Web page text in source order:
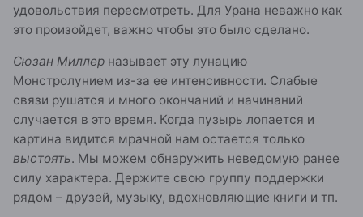
удовольствия пересмотреть. Для Урана неважно как
это произойдет, важно чтобы это было сделано.
Сюзан Миллер называет эту лунацию
Монстролунием из-за ее интенсивности. Слабые
связи рушатся и много окончаний и начинаний
случается в это время. Когда пузырь лопается и
картина видится мрачной нам остается только
выстоять. Мы можем обнаружить неведомую ранее
силу характера. Держите свою группу поддержки
рядом – друзей, музыку, вдохновляющие книги и тп.